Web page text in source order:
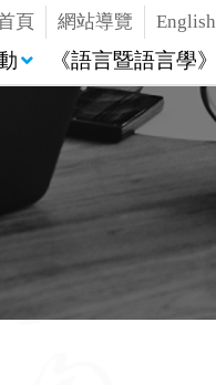
頁 網站導覽 English
《語言暨語言學》